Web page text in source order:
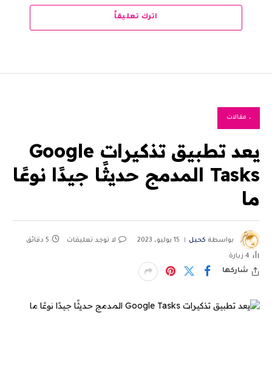
اترك تعليقاً
، مقالات
يعد تطبيق تذكيرات Google
Tasks المدمج حديثًا جيدًا نوعًا
ما
بواسطة كحيل 15 يوليو، 2023 لا توجد تعليقات 5 دقائق
4 زيارة
شاركها